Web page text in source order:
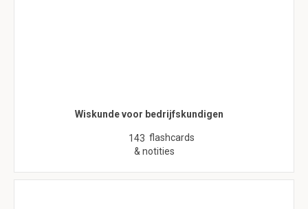
Wiskunde voor bedrijfskundigen
143 flashcards
& notities